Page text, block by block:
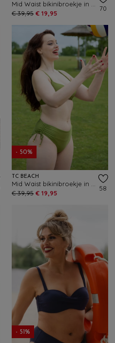
€ 39,95 € 19,95
70
- 50%
TC BEACH
€ 39,95 € 19,95
58
- 51%